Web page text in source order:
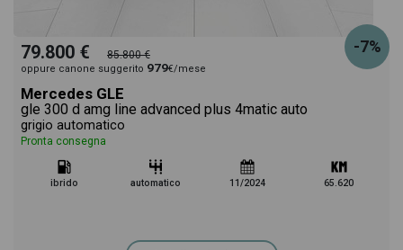
annuncio di GLC 300 de phev amg premium 4matic
auto dispone di una ricca gallery fotografica per
poter vedere ogni singolo dettaglio del veicolo,
dalle caratteristiche esterne al design degli interni in
meglio l'eventuale decisione di provare il veicolo o
-7%
79.800 € 85.800 €
oppure canone suggerito 979€/mese
Mercedes GLE
gle 300 d amg line advanced plus 4matic auto
grigio automatico
Pronta consegna
ibrido automatico 11/2024 65.620